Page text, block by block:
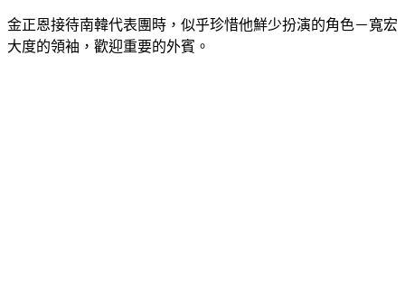
大度的領袖，歡迎重要的外賓。